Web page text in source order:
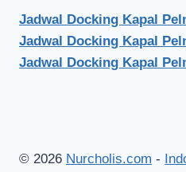
Jadwal Docking Kapal
Jadwal Docking Kapal
Jadwal Docking Kapal
© 2026 Nurcholis.com -